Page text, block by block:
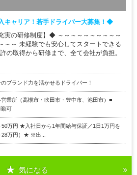
キャリア！若手ドライバー大募集！◆
実の研修制度】◆ ～～～～～～～～～～
～～ 未経験でも安心してスタートできる
の取得から研修まで、全て会社が負担。
ブランド力を活かせるドライバー！
業所（高槻市・吹田市・豊中市、池田市）■
勤可
50万円 ★入社日から1年間給与保証／1日1万円を
28万円）★ ※出...
気になる